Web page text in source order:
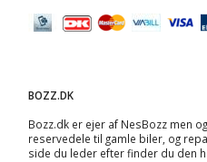
BOZZ.DK
Bozz.dk er ejer af NesBozz men
reservedele til gamle biler, og
side du leder efter finder du den